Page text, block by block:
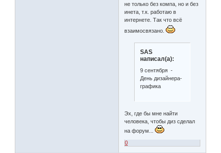
не только без компа, но и без
инета, т.к. работаю в
интернете. Так что всё
взаимосвязано.
SAS
написал(а):
9 сентября -
День дизайнера-
графика
Эх, где бы мне найти
человека, чтобы диз сделал
на форум...
0